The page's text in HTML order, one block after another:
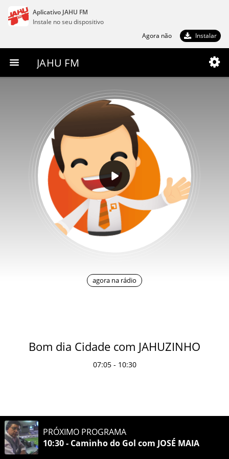
Aplicativo JAHU FM
Instale no seu dispositivo
Agora não
Instalar
JAHU FM
agora na rádio
Bom dia Cidade com JAHUZINHO
07:05 - 10:30
PRÓXIMO PROGRAMA
10:30 - Caminho do Gol com JOSÉ MAIA